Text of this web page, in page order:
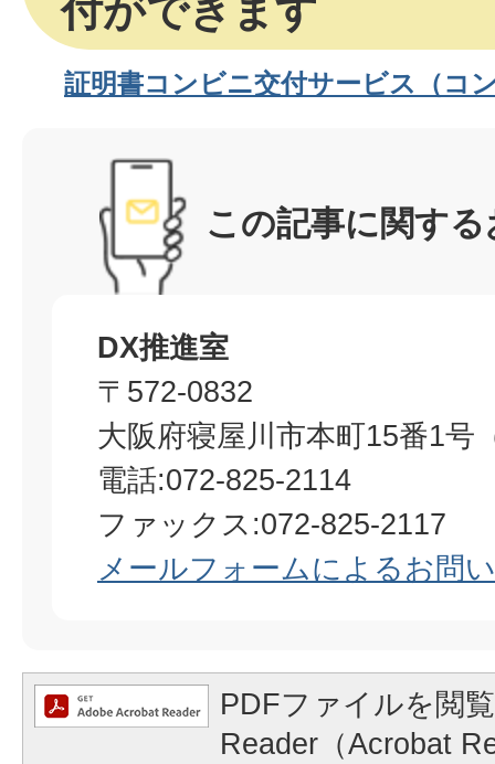
付ができます
証明書コンビニ交付サービス（コ
この記事に関す
DX推進室
〒572-0832
大阪府寝屋川市本町15番1号
電話:072-825-2114
ファックス:072-825-2117
メールフォームによるお問
PDFファイルを閲
Reader（Acrobat